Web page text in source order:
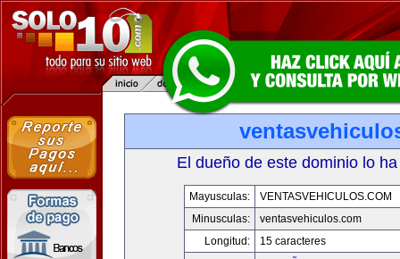
El dueño de este dominio lo
Mayusculas:
VENTASVEHICULOS.COM
Minusculas:
ventasvehiculos.com
Longitud:
15 caracteres